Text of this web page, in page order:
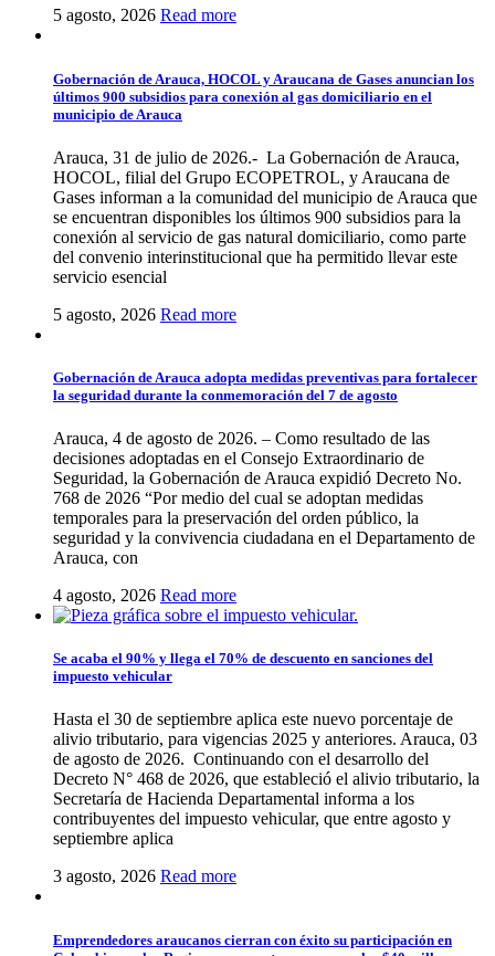
5 agosto, 2026 Read more
Gobernación de Arauca, HOCOL y Araucana de Gases anuncian los
últimos 900 subsidios para conexión al gas domiciliario en el
municipio de Arauca
Arauca, 31 de julio de 2026.- La Gobernación de Arauca,
HOCOL, filial del Grupo ECOPETROL, y Araucana de
Gases informan a la comunidad del municipio de Arauca que
se encuentran disponibles los últimos 900 subsidios para la
conexión al servicio de gas natural domiciliario, como parte
del convenio interinstitucional que ha permitido llevar este
servicio esencial
5 agosto, 2026 Read more
Gobernación de Arauca adopta medidas preventivas para fortalecer
la seguridad durante la conmemoración del 7 de agosto
Arauca, 4 de agosto de 2026. – Como resultado de las
decisiones adoptadas en el Consejo Extraordinario de
Seguridad, la Gobernación de Arauca expidió Decreto No.
768 de 2026 “Por medio del cual se adoptan medidas
temporales para la preservación del orden público, la
seguridad y la convivencia ciudadana en el Departamento de
Arauca, con
4 agosto, 2026 Read more
Se acaba el 90% y llega el 70% de descuento en sanciones del
impuesto vehicular
Hasta el 30 de septiembre aplica este nuevo porcentaje de
alivio tributario, para vigencias 2025 y anteriores. Arauca, 03
de agosto de 2026. Continuando con el desarrollo del
Decreto N° 468 de 2026, que estableció el alivio tributario, la
Secretaría de Hacienda Departamental informa a los
contribuyentes del impuesto vehicular, que entre agosto y
septiembre aplica
3 agosto, 2026 Read more
Emprendedores araucanos cierran con éxito su participación en